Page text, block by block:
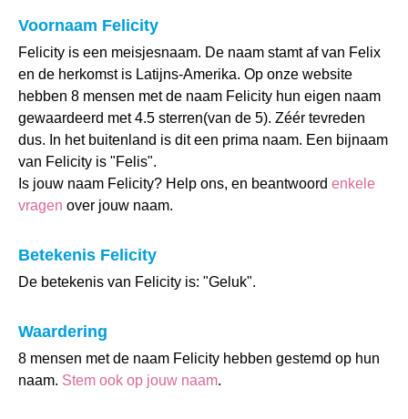
Voornaam Felicity
Felicity is een meisjesnaam. De naam stamt af van Felix
en de herkomst is Latijns-Amerika. Op onze website
hebben 8 mensen met de naam Felicity hun eigen naam
gewaardeerd met 4.5 sterren(van de 5). Zéér tevreden
dus. In het buitenland is dit een prima naam. Een bijnaam
van Felicity is "Felis".
Is jouw naam Felicity? Help ons, en beantwoord enkele
vragen over jouw naam.
Betekenis Felicity
De betekenis van Felicity is: "Geluk".
Waardering
8 mensen met de naam Felicity hebben gestemd op hun
naam. Stem ook op jouw naam.